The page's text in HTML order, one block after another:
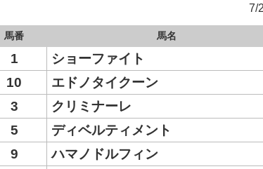
7/
馬番 馬名
1 ショーファイト
10 エドノタイクーン
3 クリミナーレ
5 ディベルティメント
9 ハマノドルフィン